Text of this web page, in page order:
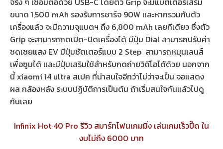
ขนาด 1,500 mAh รองรับการชาร์จ 90W และหากรวมกับตัว
เครื่องแล้ว จะมีความจุแบตฯ ถึง 6,800 mAh เลยทีเดียว ซึ่งตัว
Grip จะสามารถกดเปิด-ปิดเครื่องได้ มีปุ่ม Dial สามารถปรับค่า
ชดเชยแสง EV มีปุ่มชัตเตอร์แบบ 2 Step สามารถหมุนเลนส์
เพื่อซูมได้ และมีปุ่มเสริมใช้สำหรับกดถ่ายวิดีโอได้ด้วย นอกจาก
นี้ xiaomi 14 ultra สเปค ที่น่าสนใจอีกว่าไม่ว่าจะเป็น จอแสดง
ผล กล้องหลัง ระบบปฏิบัติการเป็นต้น ถ้าเริ่มสนใจกันแล้วไปดู
กันเลย
Infinix Hot 40 Pro รีวิว สมาร์ทโฟนเกมมิ่ง เล่นเกมเร็วปี๊ด ใน
งบไม่ถึง 6000 บาท